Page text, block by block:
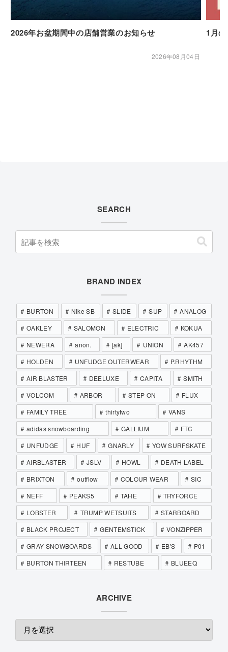
2026年お盆期間中の店舗営業のお知らせ
2026年08月04日
1月
SEARCH
BRAND INDEX
BURTON Nike SB SLIDE SUP
ANALOG
OAKLEY
SALOMON ELECTRIC
KOKUA
NEWERA
anon. [ak] UNION
AK457
HOLDEN
UNFUDGE OUTERWEAR
P.RHYTHM
AIR BLASTER
DEELUXE CAPITA
SMITH
VOLCOM
ARBOR STEP ON
FLUX
FAMILY TREE
thirtytwo
VANS
adidas snowboarding
GALLIUM
FTC
UNFUDGE
HUF GNARLY
YOW SURFSKATE
AIRBLASTER
JSLV HOWL
DEATH LABEL
BRIXTON
outflow COLOUR WEAR
SIC
NEFF
PEAKS5 TAHE
TRYFORCE
LOBSTER
TRUMP WETSUITS
STARBOARD
BLACK PROJECT
GENTEMSTICK
VONZIPPER
GRAY SNOWBOARDS
ALL GOOD EB'S
P01
BURTON THIRTEEN
RESTUBE BLUEEQ
ARCHIVE